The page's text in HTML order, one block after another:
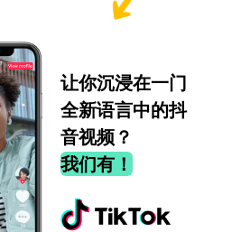
让你沉浸在一门
全新语言中的抖
音视频？
我们有！